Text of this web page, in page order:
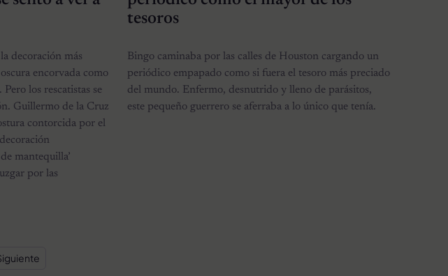
decoración más
encorvada como
los rescatistas se
Guillermo de la Cruz
contorcida por el
mantequilla’
por las
tesoros
Bingo caminaba por las calles de Houston cargando un
periódico empapado como si fuera el tesoro más preciado
del mundo. Enfermo, desnutrido y lleno de parásitos,
este pequeño guerrero se aferraba a lo único que tenía.
de entradas